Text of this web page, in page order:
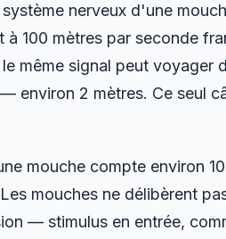
nerveux d'une
à 100 mètres par seconde
même signal peut voyager
environ 2 mètres. Ce seul
mouche compte environ
mouches ne délibèrent
— stimulus en entrée,